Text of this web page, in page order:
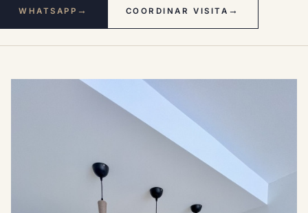
WHATSAPP → COORDINAR VISITA →